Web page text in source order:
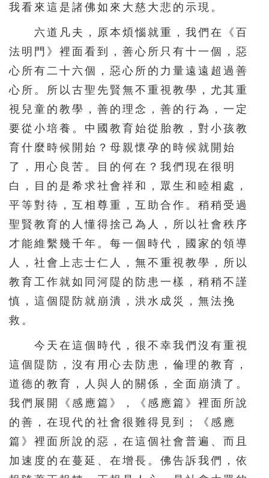
我看來這是諸佛如來大慈大悲的示現。
六道凡夫，原本煩惱就重，我們在《百
法明門》裡面看到，善心所只有十一個，惡
心所有二十六個，惡心所的力量遠遠超過善
心所。所以古聖先賢無不重視教學，尤其重
視兒童的教學，善的理念，善的行為，一定
要從小培養。中國教育始從胎教，對小孩教
育什麼時候開始？母親懷孕的時候就開始
了，用心良苦。目的何在？我們現在很明
白，目的是希求社會祥和，眾生和睦相處，
平等對待，互相尊重，互助合作。稍稍受過
聖賢教育的人懂得捨己為人，所以社會秩序
才能維繫幾千年。每一個時代，國家的領導
人，社會上志士仁人，無不重視教學，所以
教育工作就如同河隄的防患一樣，稍稍不謹
慎，這個隄防就崩潰，洪水成災，無法挽
救。
今天在這個時代，很不幸我們沒有重視
這個隄防，沒有用心去防患，倫理的教育，
道德的教育，人與人的關係，全面崩潰了。
我們展開《感應篇》，《感應篇》裡面所說
的善，在現代的社會很難得見到；《感應
篇》裡面所說的惡，在這個社會普遍、而且
加速度的在蔓延、在增長。佛告訴我們，依